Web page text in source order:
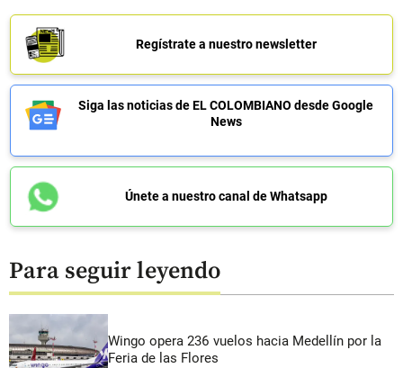
Regístrate a nuestro newsletter
Siga las noticias de EL COLOMBIANO desde Google
News
Únete a nuestro canal de Whatsapp
Para seguir leyendo
Wingo opera 236 vuelos hacia Medellín por la
Feria de las Flores